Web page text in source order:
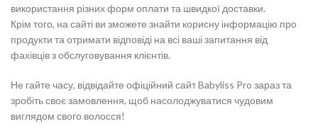
використання різних форм оплати та швидкої доставки.
Крім того, на сайті ви зможете знайти корисну інформацію про
продукти та отримати відповіді на всі ваші запитання від
фахівців з обслуговування клієнтів.
Не гайте часу, відвідайте офіційний сайт Babyliss Pro зараз та
зробіть своє замовлення, щоб насолоджуватися чудовим
виглядом свого волосся!